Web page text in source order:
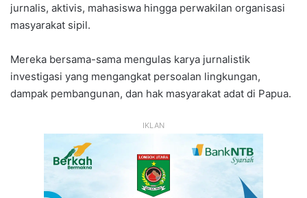
jurnalis, aktivis, mahasiswa hingga perwakilan organisasi
masyarakat sipil.
Mereka bersama-sama mengulas karya jurnalistik
investigasi yang mengangkat persoalan lingkungan,
dampak pembangunan, dan hak masyarakat adat di Papua.
IKLAN